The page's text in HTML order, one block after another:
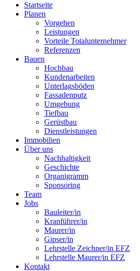
Startseite
Planen
Vorgehen
Leistungen
Vorteile Totalunternehmer
Referenzen
Bauen
Hochbau
Kundenarbeiten
Unterlagsböden
Fassadenputz
Umgebung
Tiefbau
Gerüstbau
Dienstleistungen
Immobilien
Über uns
Nachhaltigkeit
Geschichte
Organigramm
Sponsoring
Team
Jobs
Bauleiter/in
Kranführer/in
Maurer/in
Gipser/in
Lehrstelle Zeichner/in EFZ
Lehrstelle Maurer/in EFZ
Kontakt